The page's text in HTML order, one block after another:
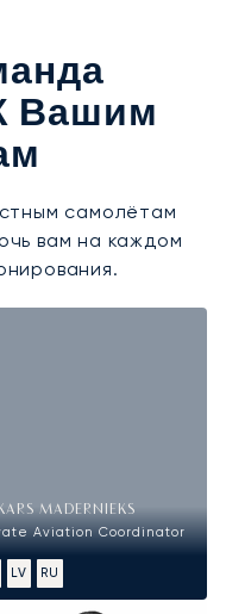
Вашим
самолётам
вам на каждом
MADERNIEKS
Aviation Coordinator
LV RU